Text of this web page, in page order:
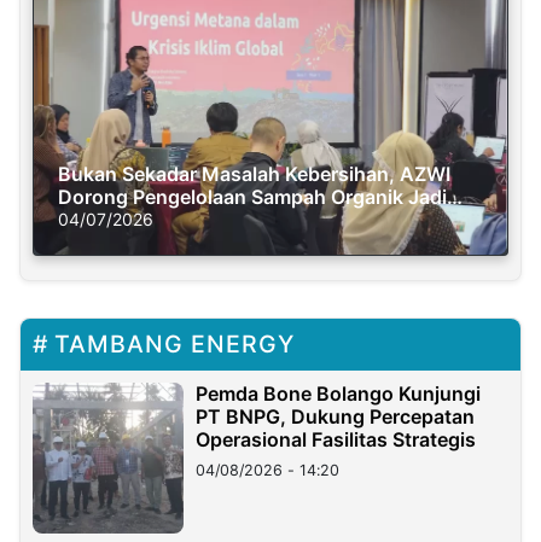
Bukan Sekadar Masalah Kebersihan, AZWI
Dorong Pengelolaan Sampah Organik Jadi
Solusi Krisis Iklim
04/07/2026
TAMBANG ENERGY
Pemda Bone Bolango Kunjungi
PT BNPG, Dukung Percepatan
Operasional Fasilitas Strategis
04/08/2026 - 14:20